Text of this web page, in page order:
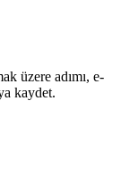
üzere adımı, e-
kaydet.